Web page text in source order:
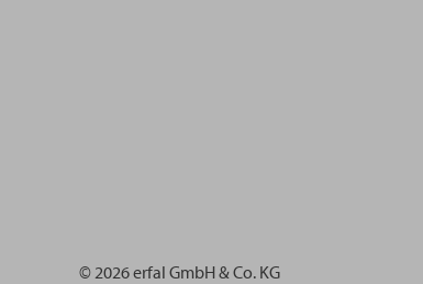
© 2026 erfal GmbH & Co. KG